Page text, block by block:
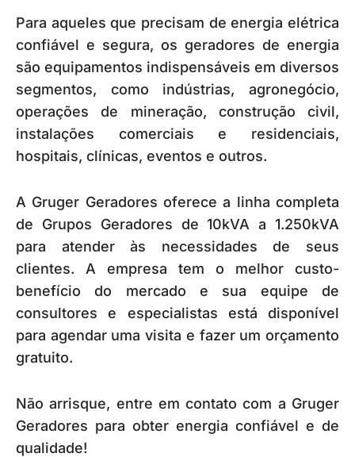
Para aqueles que precisam de energia elétrica
confiável e segura, os geradores de energia
são equipamentos indispensáveis em diversos
segmentos, como indústrias, agronegócio,
operações de mineração, construção civil,
instalações comerciais e residenciais,
hospitais, clínicas, eventos e outros.
A Gruger Geradores oferece a linha completa
de Grupos Geradores de 10kVA a 1.250kVA
para atender às necessidades de seus
clientes. A empresa tem o melhor custo-
benefício do mercado e sua equipe de
consultores e especialistas está disponível
para agendar uma visita e fazer um orçamento
gratuito.
Não arrisque, entre em contato com a Gruger
Geradores para obter energia confiável e de
qualidade!